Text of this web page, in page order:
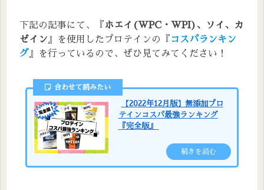
下記の記事にて、『 ホエイ(WPC・WPI)、ソイ、カ
ゼイン 』を使用したプロテインの『 コスパランキン
グ 』を行っているので、ぜひ見てみてください！
合わせて読みたい
【2022年12月版】無添加プロ
テインコスパ最強ランキング
『完全版』
続きを読む